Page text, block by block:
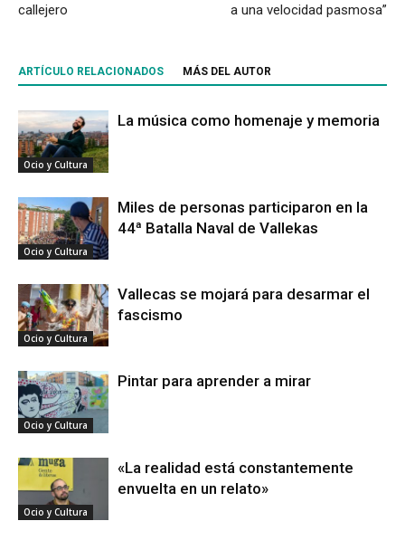
callejero
a una velocidad pasmosa”
ARTÍCULO RELACIONADOS MÁS DEL AUTOR
Ocio y Cultura
La música como homenaje y memoria
Ocio y Cultura
Miles de personas participaron en la
44ª Batalla Naval de Vallekas
Ocio y Cultura
Vallecas se mojará para desarmar el
fascismo
Ocio y Cultura
Pintar para aprender a mirar
Ocio y Cultura
«La realidad está constantemente
envuelta en un relato»